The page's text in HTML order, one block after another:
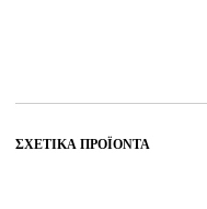
ΣΧΕΤΙΚΆ ΠΡΟΪΌΝΤΑ